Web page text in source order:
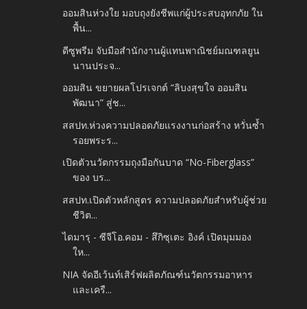
ออมสินห่วงใย มอบถุงยังชีพแก่ผู้ประสบอุทกภัย ใน
พื้น...
ดีซูพรีม จับมือสำนักงานผู้แทนพาณิชย์มณฑลยูน
นานประจ...
ออมสิน ขยายผลโปรเจกต์ “ลิบงสุขใจ ออมสิน
พัฒนา” สู่ช...
สสปท.ห่วงความปลอดภัยแรงงานก่อสร้าง หวั่นซ้ำ
รอยพระร...
เปิดตัวนวัตกรรมถุงมือกันบาด “No-Fiberglass”
ของ บร...
สสปท.เปิดตัวหลักสูตร ความปลอดภัยสำหรับผู้ช่วย
ชีวิต...
ไดมารุ - ซีจีโอ.คอม - สึกิซุเตะ อิงค์ เปิดมุมมอง
ให...
NIA จัดอีเว้นท์เสิร์ฟผลิตภัณฑ์นวัตกรรมอาหาร
และเครื...